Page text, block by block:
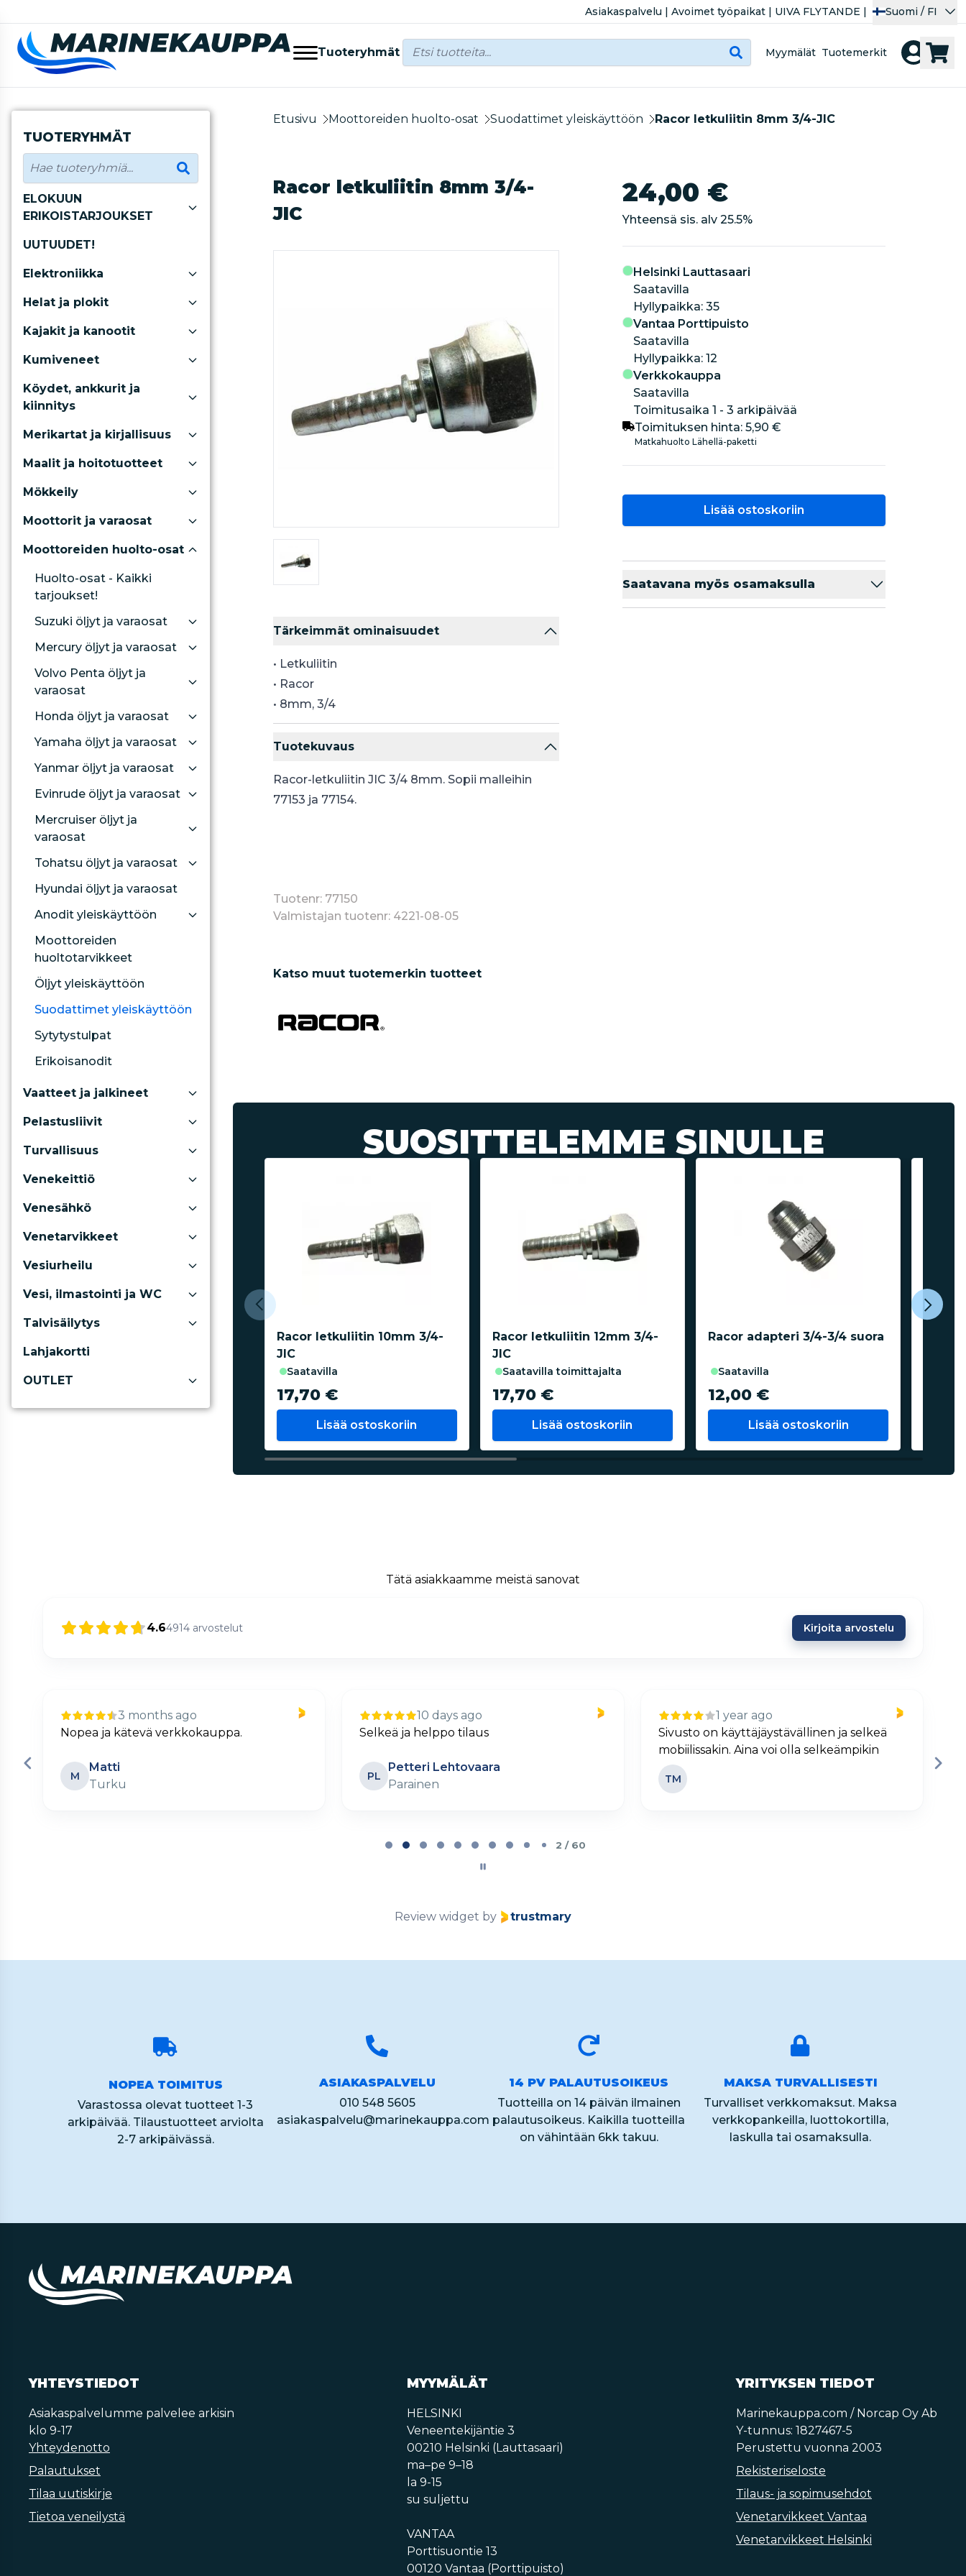
Asiakaspalvelu | Avoimet työpaikat | UIVA FLYTANDE | Suomi / FI
Tuoteryhmät Myymälät Tuotemerkit
TUOTERYHMÄT
ELOKUUN
ERIKOISTARJOUKSET
UUTUUDET!
Elektroniikka
Helat ja plokit
Kajakit ja kanootit
Kumiveneet
Köydet, ankkurit ja
kiinnitys
Merikartat ja kirjallisuus
Maalit ja hoitotuotteet
Mökkeily
Moottorit ja varaosat
Moottoreiden huolto-osat
Huolto-osat - Kaikki
tarjoukset!
Suzuki öljyt ja varaosat
Mercury öljyt ja varaosat
Volvo Penta öljyt ja
varaosat
Honda öljyt ja varaosat
Yamaha öljyt ja varaosat
Yanmar öljyt ja varaosat
Evinrude öljyt ja varaosat
Mercruiser öljyt ja
varaosat
Tohatsu öljyt ja varaosat
Hyundai öljyt ja varaosat
Anodit yleiskäyttöön
Moottoreiden
huoltotarvikkeet
Öljyt yleiskäyttöön
Suodattimet yleiskäyttöön
Sytytystulpat
Erikoisanodit
Vaatteet ja jalkineet
Pelastusliivit
Turvallisuus
Venekeittiö
Venesähkö
Venetarvikkeet
Vesiurheilu
Vesi, ilmastointi ja WC
Talvisäilytys
Lahjakortti
OUTLET
Etusivu Moottoreiden huolto-osat Suodattimet yleiskäyttöön Racor letkuliitin 8mm 3/4-JIC
Racor letkuliitin 8mm 3/4-
JIC
Tärkeimmät ominaisuudet
• Letkuliitin
• Racor
• 8mm, 3/4
Tuotekuvaus
Racor-letkuliitin JIC 3/4 8mm. Sopii malleihin
77153 ja 77154.
Tuotenr: 77150
Valmistajan tuotenr: 4221-08-05
24,00 €
Yhteensä sis. alv 25.5%
Helsinki Lauttasaari
Saatavilla
hyllypaikka: 35
Vantaa Porttipuisto
Saatavilla
hyllypaikka: 12
Verkkokauppa
Saatavilla
Toimitusaika 1 - 3 arkipäivää
Toimituksen hinta: 5,90 €
Matkahuolto Lähellä-paketti
Lisää ostoskoriin
Saatavana myös osamaksulla
Katso muut tuotemerkin tuotteet
SUOSITTELEMME SINULLE
Racor letkuliitin 10mm 3/4-
JIC
saatavilla
17,70 €
Lisää ostoskoriin
Racor letkuliitin 12mm 3/4-
JIC
saatavilla toimittajalta
17,70 €
Lisää ostoskoriin
Racor adapteri 3/4-3/4 suora
saatavilla
12,00 €
Lisää ostoskoriin
Tätä asiakkaamme meistä sanovat
4.64914 arvostelut Kirjoita arvostelu
3 months ago
Nopea ja kätevä verkkokauppa.
M
Matti
Turku
10 days ago
Selkeä ja helppo tilaus
PL
Petteri Lehtovaara
Parainen
1 year ago
Sivusto on käyttäjäystävällinen ja selkeä
mobiilissakin. Aina voi olla selkeämpikin
TM
2 / 60
Review widget by trustmary
NOPEA TOIMITUS
Varastossa olevat tuotteet 1-3
arkipäivää. Tilaustuotteet arviolta
2-7 arkipäivässä.
ASIAKASPALVELU
010 548 5605
asiakaspalvelu@marinekauppa.com
14 PV PALAUTUSOIKEUS
Tuotteilla on 14 päivän ilmainen
palautusoikeus. Kaikilla tuotteilla
on vähintään 6kk takuu.
MAKSA TURVALLISESTI
Turvalliset verkkomaksut. Maksa
verkkopankeilla, luottokortilla,
laskulla tai osamaksulla.
YHTEYSTIEDOT
Asiakaspalvelumme palvelee arkisin
klo 9-17
Yhteydenotto
Palautukset
Tilaa uutiskirje
Tietoa veneilystä
MYYMÄLÄT
HELSINKI
Veneentekijäntie 3
00210 Helsinki (Lauttasaari)
ma–pe 9–18
la 9-15
su suljettu
VANTAA
Porttisuontie 13
00120 Vantaa (Porttipuisto)
YRITYKSEN TIEDOT
Marinekauppa.com / Norcap Oy Ab
Y-tunnus: 1827467-5
Perustettu vuonna 2003
Rekisteriseloste
Tilaus- ja sopimusehdot
Venetarvikkeet Vantaa
Venetarvikkeet Helsinki